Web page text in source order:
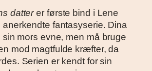
datterer første bind i Lene
fantasyserie. Dina
mors evne, men må bruge
mod magtfulde kræfter, da
Serien er kendt for sin